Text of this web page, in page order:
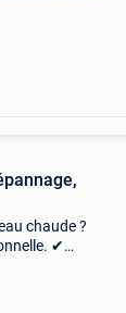
chaude ?
✔